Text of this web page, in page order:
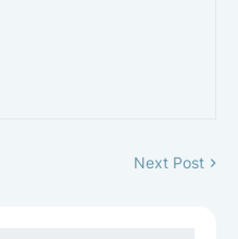
Next Post